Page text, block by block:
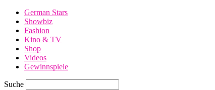
German Stars
Showbiz
Fashion
Kino & TV
Shop
Videos
Gewinnspiele
Suche